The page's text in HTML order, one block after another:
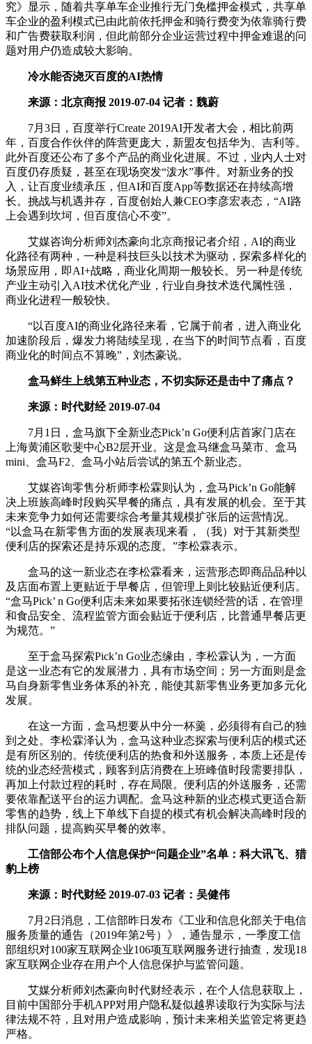
究》显示，随着共享单车企业推行无门免槛押金模式，共享单
车企业的盈利模式已由此前依托押金和骑行费变为依靠骑行费
和广告费获取利润，但此前部分企业运营过程中押金难退的问
题对用户仍造成较大影响。
冷水能否浇灭百度的AI热情
来源：北京商报 2019-07-04 记者：魏蔚
7月3日，百度举行Create 2019AI开发者大会，相比前两
年，百度合作伙伴的阵营更庞大，新盟友包括华为、吉利等。
此外百度还公布了多个产品的商业化进展。不过，业内人士对
百度仍存质疑，甚至在现场突发“泼水”事件。对新业务的投
入，让百度业绩承压，但AI和百度App等数据还在持续高增
长。挑战与机遇并存，百度创始人兼CEO李彦宏表态，“AI路
上会遇到坎坷，但百度信心不变”。
艾媒咨询分析师刘杰豪向北京商报记者介绍，AI的商业
化路径有两种，一种是科技巨头以技术为驱动，探索多样化的
场景应用，即AI+战略，商业化周期一般较长。另一种是传统
产业主动引入AI技术优化产业，行业自身技术迭代属性强，
商业化进程一般较快。
“以百度AI的商业化路径来看，它属于前者，进入商业化
加速阶段后，爆发力将陆续呈现，在当下的时间节点看，百度
商业化的时间点不算晚”，刘杰豪说。
盒马鲜生上线第五种业态，不切实际还是击中了痛点？
来源：时代财经 2019-07-04
7月1日，盒马旗下全新业态Pick’n Go便利店首家门店在
上海黄浦区歌斐中心B2层开业。这是盒马继盒马菜市、盒马
mini、盒马F2、盒马小站后尝试的第五个新业态。
艾媒咨询零售分析师李松霖则认为，盒马Pick’n Go能解
决上班族高峰时段购买早餐的痛点，具有发展的机会。至于其
未来竞争力如何还需要综合考量其规模扩张后的运营情况。
“以盒马在新零售方面的发展表现来看，（我）对于其新类型
便利店的探索还是持乐观的态度。”李松霖表示。
盒马的这一新业态在李松霖看来，运营形态即商品品种以
及店面布置上更贴近于早餐店，但管理上则比较贴近便利店。
“盒马Pick’ n Go便利店未来如果要拓张连锁经营的话，在管理
和食品安全、流程监管方面会贴近于便利店，比普通早餐店更
为规范。”
至于盒马探索Pick’n Go业态缘由，李松霖认为，一方面
是这一业态有它的发展潜力，具有市场空间；另一方面则是盒
马自身新零售业务体系的补充，能使其新零售业务更加多元化
发展。
在这一方面，盒马想要从中分一杯羹，必须得有自己的独
到之处。李松霖泽认为，盒马这种业态探索与便利店的模式还
是有所区别的。传统便利店的热食和外送服务，本质上还是传
统的业态经营模式，顾客到店消费在上班峰值时段需要排队，
再加上付款过程的耗时，存在局限。便利店的外送服务，还需
要依靠配送平台的运力调配。盒马这种新的业态模式更适合新
零售的趋势，线上下单线下自提的模式有机会解决高峰时段的
排队问题，提高购买早餐的效率。
工信部公布个人信息保护“问题企业”名单：科大讯飞、猎
豹上榜
来源：时代财经 2019-07-03 记者：吴健伟
7月2日消息，工信部昨日发布《工业和信息化部关于电信
服务质量的通告（2019年第2号）》，通告显示，一季度工信
部组织对100家互联网企业106项互联网服务进行抽查，发现18
家互联网企业存在用户个人信息保护与监管问题。
艾媒分析师刘杰豪向时代财经表示，在个人信息获取上，
目前中国部分手机APP对用户隐私疑似越界读取行为实际与法
律法规不符，且对用户造成影响，预计未来相关监管定将更趋
严格。